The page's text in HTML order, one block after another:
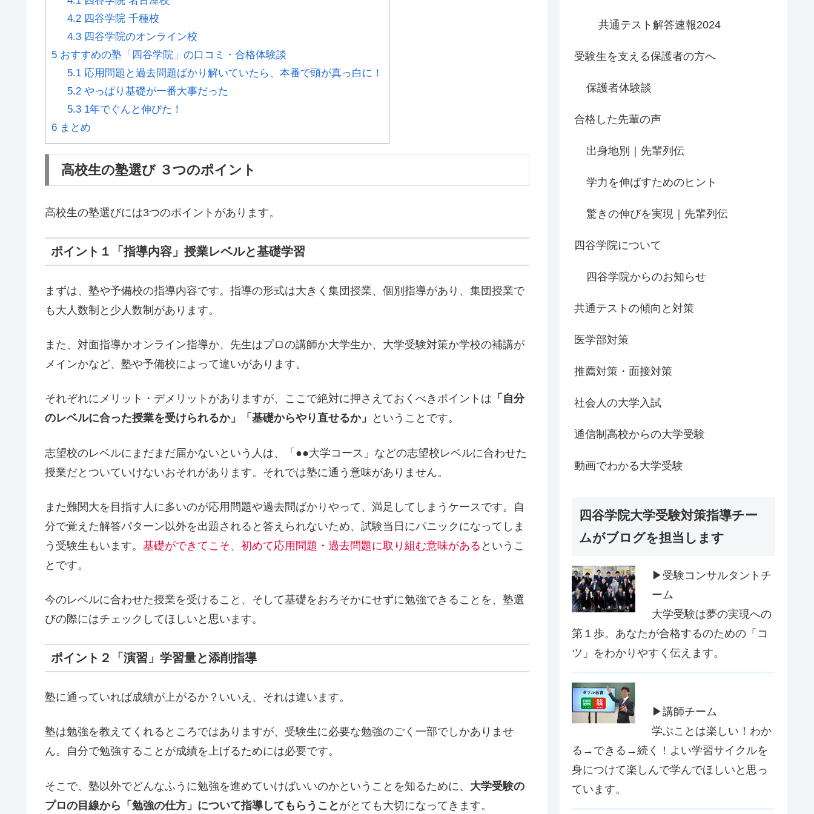
4.2四谷学院 千種校
4.3四谷学院のオンライン校
5 おすすめの塾「四谷学院」の口コミ・合格体験談
5.1応用問題と過去問題ばかり解いていたら、本番で頭が真っ白に！
5.2やっぱり基礎が一番大事だった
5.31年でぐんと伸びた！
6 まとめ
高校生の塾選び ３つのポイント
高校生の塾選びには3つのポイントがあります。
ポイント１「指導内容」授業レベルと基礎学習
まずは、塾や予備校の指導内容です。指導の形式は大きく集団授業、個別指導があり、集団授業で
も大人数制と少人数制があります。
また、対面指導かオンライン指導か、先生はプロの講師か大学生か、大学受験対策か学校の補講が
メインかなど、塾や予備校によって違いがあります。
それぞれにメリット・デメリットがありますが、ここで絶対に押さえておくべきポイントは 「自分
のレベルに合った授業を受けられるか」「基礎からやり直せるか」
ということです。
志望校のレベルにまだまだ届かないという人は、「●●大学コース」などの志望校レベルに合わせた
授業だとついていけないおそれがあります。それでは塾に通う意味がありません。
また難関大を目指す人に多いのが応用問題や過去問ばかりやって、満足してしまうケースです。自
分で覚えた解答パターン以外を出題されると答えられないため、試験当日にパニックになってしま
う受験生もいます。 基礎ができてこそ、初めて応用問題・過去問題に取り組む意味がある というこ
とです。
今のレベルに合わせた授業を受けること、そして基礎をおろそかにせずに勉強できることを、塾選
びの際にはチェックしてほしいと思います。
ポイント２「演習」学習量と添削指導
塾に通っていれば成績が上がるか？いいえ、それは違います。
塾は勉強を教えてくれるところではありますが、受験生に必要な勉強のごく一部でしかありませ
ん。 自分で勉強することが成績を上げるためには必要です。
そこで、塾以外でどんなふうに勉強を進めていけばいいのかということを知るために、 大学受験の
プロの目線から「勉強の仕方」について指導してもらうこと がとても大切になってきます。
共通テスト解答速報2024
受験生を支える保護者の方へ
保護者体験談
合格した先輩の声
出身地別｜先輩列伝
学力を伸ばすためのヒント
驚きの伸びを実現｜先輩列伝
四谷学院について
四谷学院からのお知らせ
共通テストの傾向と対策
医学部対策
推薦対策・面接対策
社会人の大学入試
通信制高校からの大学受験
動画でわかる大学受験
四谷学院大学受験対策指導チー
ムがブログを担当します
▶受験コンサルタントチ
ーム
大学受験は夢の実現への
第１歩。あなたが合格するのための「コ
ツ」をわかりやすく伝えます。
▶講師チーム
学ぶことは楽しい！わか
る→できる→続く！よい学習サイクルを
身につけて楽しんで学んでほしいと思っ
ています。